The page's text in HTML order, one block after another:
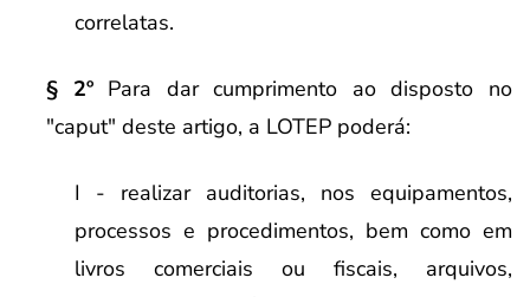
correlatas.
§ 2ºPara dar cumprimento ao disposto no
"caput" deste artigo, a LOTEP poderá:
I - realizar auditorias, nos equipamentos,
processos e procedimentos, bem como em
livros comerciais ou fiscais, arquivos,